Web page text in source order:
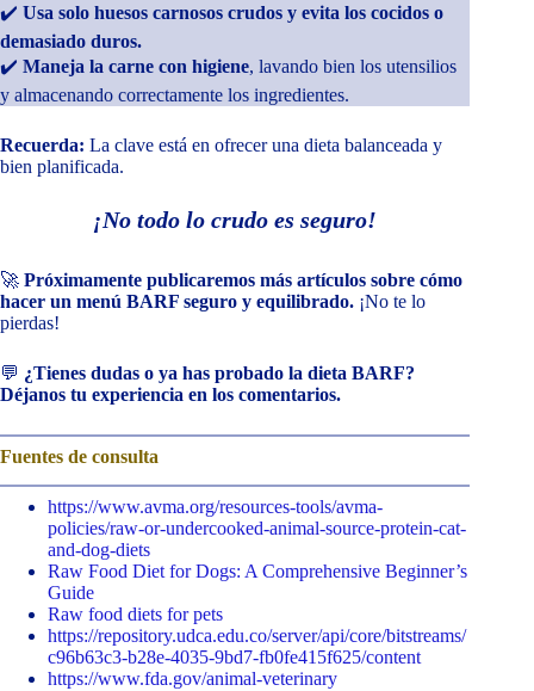
✔️ Usa solo huesos carnosos crudos y evita los cocidos o
demasiado duros.
✔️ Maneja la carne con higiene, lavando bien los utensilios
y almacenando correctamente los ingredientes.
Recuerda: La clave está en ofrecer una dieta balanceada y
bien planificada.
¡No todo lo crudo es seguro!
🚀 Próximamente publicaremos más artículos sobre cómo
hacer un menú BARF seguro y equilibrado. ¡No te lo
pierdas!
💬 ¿Tienes dudas o ya has probado la dieta BARF?
Déjanos tu experiencia en los comentarios.
Fuentes de consulta
https://www.avma.org/resources-tools/avma-
policies/raw-or-undercooked-animal-source-protein-cat-
and-dog-diets
Raw Food Diet for Dogs: A Comprehensive Beginner’s
Guide
Raw food diets for pets
https://repository.udca.edu.co/server/api/core/bitstreams/
c96b63c3-b28e-4035-9bd7-fb0fe415f625/content
https://www.fda.gov/animal-veterinary